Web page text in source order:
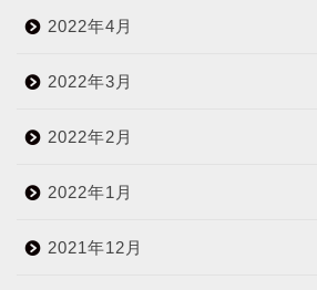
2022年4月
2022年3月
2022年2月
2022年1月
2021年12月